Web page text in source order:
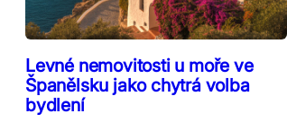
Levné nemovitosti u moře ve
Španělsku jako chytrá volba
bydlení